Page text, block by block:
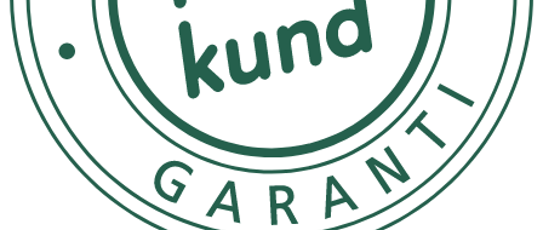
- Material med hög andningsförmåga
- Rundade hörn för ökad följsamhet och hållbarhet
- 5 stycken förband i storlek 10x30 cm
Användning
- Rengör och torka huden innan applicering.